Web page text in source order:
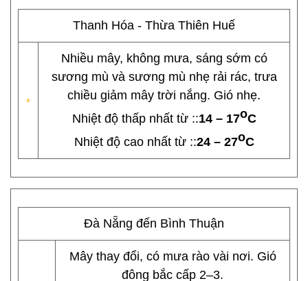
Thanh Hóa - Thừa Thiên Huế
Nhiều mây, không mưa, sáng sớm có
sương mù và sương mù nhẹ rải rác, trưa
chiều giảm mây trời nắng. Gió nhẹ.
Nhiệt độ thấp nhất từ ::14 – 17oC
Nhiệt độ cao nhất từ ::24 – 27oC
Đà Nẵng đến Bình Thuận
Mây thay đổi, có mưa rào vài nơi. Gió
đông bắc cấp 2–3.